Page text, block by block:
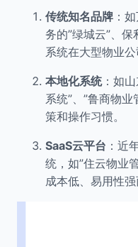
传统知名品牌 ：
务的”绿城云”、
系统在大型物业公
本地化系统：如
系统”、”鲁商物
策和操作习惯。
SaaS云平台 ：近
统，如”住云物业
成本低、易用性强